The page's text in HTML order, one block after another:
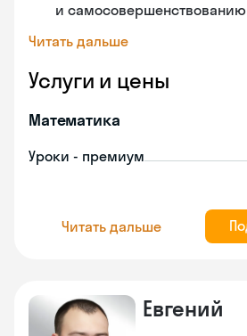
и самосовершенствованию
Читать дальше
Услуги и цены
Математика
Уроки - премиум
Читать дальше
Евгений